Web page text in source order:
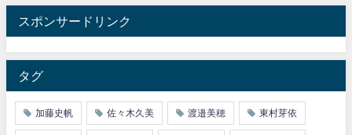
スポンサードリンク
タグ
加藤史帆 佐々木久美 渡邉美穂 東村芽依